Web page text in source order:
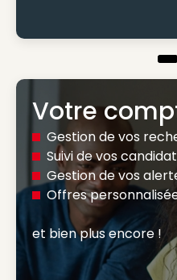
Votre
Gestion de vos
Suivi de vos
Gestion de vos
Offres
et bien plus encore !